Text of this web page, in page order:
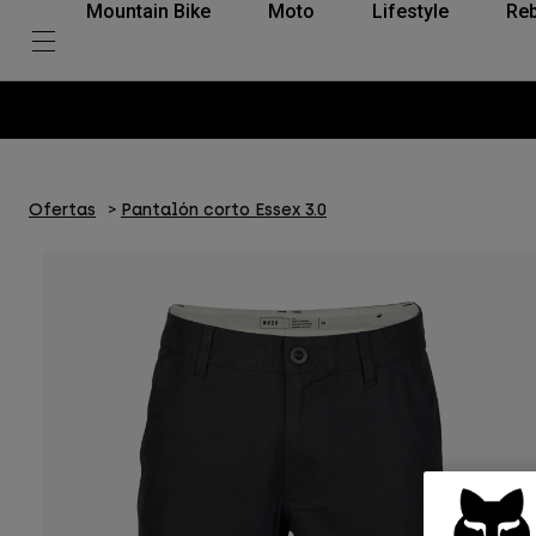
Mountain Bike Moto Lifestyle
Ofertas Pantalón corto Essex 3.0